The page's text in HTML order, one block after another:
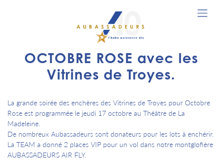
OCTOBRE ROSE avec les
Vitrines de Troyes.
La grande soirée des enchères des Vitrines de Troyes pour Octobre
Rose est programmée le jeudi 17 octobre au Théâtre de La
Madeleine.
De nombreux Aubassadeurs sont donateurs pour les lots à enchérir.
La TEAM a donné 2 places VIP pour un vol dans notre montglofière
AUBASSADEURS AIR FLY.